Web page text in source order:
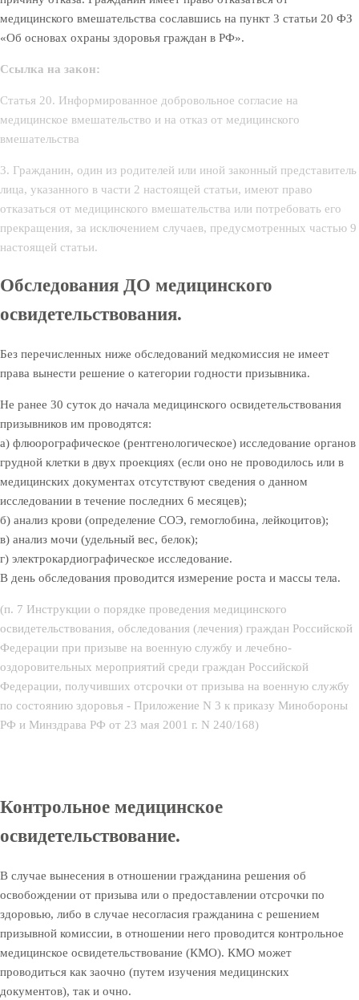
медицинского вмешательства сославшись на пункт 3 статьи 20 ФЗ
«Об основах охраны здоровья граждан в РФ».
Ссылка на закон:
Статья 20. Информированное добровольное согласие на
медицинское вмешательство и на отказ от медицинского
вмешательства
3. Гражданин, один из родителей или иной законный представитель
лица, указанного в части 2 настоящей статьи, имеют право
отказаться от медицинского вмешательства или потребовать его
прекращения, за исключением случаев, предусмотренных частью 9
настоящей статьи.
Обследования ДО медицинского
освидетельствования.
Без перечисленных ниже обследований медкомиссия не имеет
права вынести решение о категории годности призывника.
Не ранее 30 суток до начала медицинского освидетельствования
призывников им проводятся:
а) флюорографическое (рентгенологическое) исследование органов
грудной клетки в двух проекциях (если оно не проводилось или в
медицинских документах отсутствуют сведения о данном
исследовании в течение последних 6 месяцев);
б) анализ крови (определение СОЭ, гемоглобина, лейкоцитов);
в) анализ мочи (удельный вес, белок);
г) электрокардиографическое исследование.
В день обследования проводится измерение роста и массы тела.
(п. 7 Инструкции о порядке проведения медицинского
освидетельствования, обследования (лечения) граждан Российской
Федерации при призыве на военную службу и лечебно-
оздоровительных мероприятий среди граждан Российской
Федерации, получивших отсрочки от призыва на военную службу
по состоянию здоровья - Приложение N 3 к приказу Минобороны
РФ и Минздрава РФ от 23 мая 2001 г. N 240/168)
Контрольное медицинское
освидетельствование.
В случае вынесения в отношении гражданина решения об
освобождении от призыва или о предоставлении отсрочки по
здоровью, либо в случае несогласия гражданина с решением
призывной комиссии, в отношении него проводится контрольное
медицинское освидетельствование (КМО). КМО может
проводиться как заочно (путем изучения медицинских
документов), так и очно.